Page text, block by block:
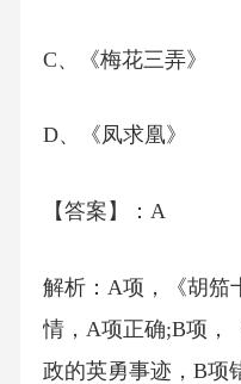
C、《梅花三弄》
D、《凤求凰》
【答案】：A
解析：A项，《胡笳
情，A项正确;B项，
政的英勇事迹，B项